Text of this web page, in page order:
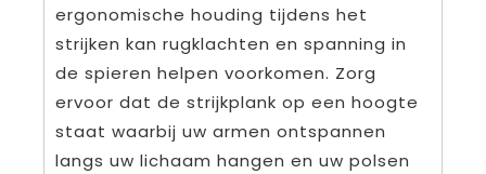
ergonomische houding tijdens het
strijken kan rugklachten en spanning in
de spieren helpen voorkomen. Zorg
ervoor dat de strijkplank op een hoogte
staat waarbij uw armen ontspannen
langs uw lichaam hangen en uw polsen